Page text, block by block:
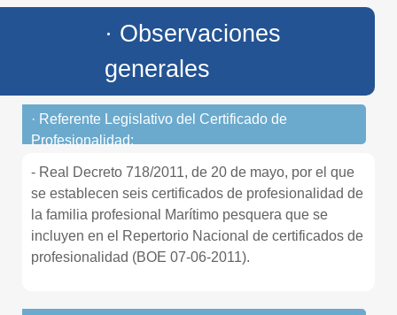
· Observaciones
generales
· Referente Legislativo del Certificado de
Profesionalidad:
- Real Decreto 718/2011, de 20 de mayo, por el que
se establecen seis certificados de profesionalidad de
la familia profesional Marítimo pesquera que se
incluyen en el Repertorio Nacional de certificados de
profesionalidad (BOE 07-06-2011).